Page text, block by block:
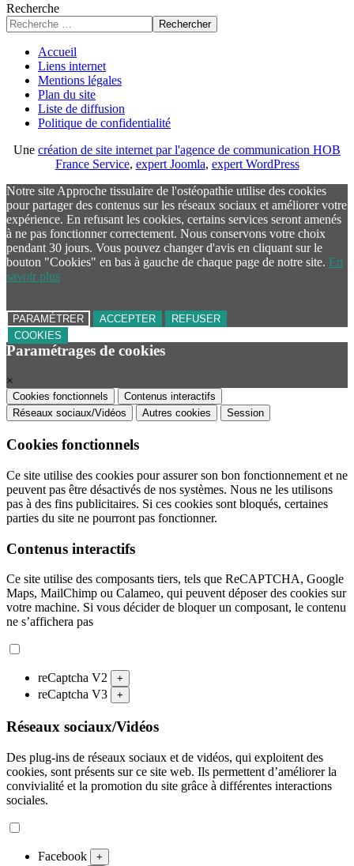
Recherche
Rechercher
Accueil
Liens internet
Mentions légales
Plan du site
Liste de diffusion
Politique de confidentialité
Une création de site internet par l'agence de communication HOB
France Service, expert Joomla, expert WordPress
Notre site Approche tissulaire de l'ostéopathie utilise des cookies
pour partager des contenus sur les réseaux sociaux et améliorer votre
expérience. En refusant les cookies, certains services seront amenés
à ne pas fonctionner correctement. Nous conservons votre choix
pendant 30 jours. Vous pouvez changer d'avis en cliquant sur le
bouton "Cookies" en bas à gauche de chaque page de notre site. En
savoir plus
PARAMÉTRER ACCEPTER
REFUSER
COOKIES
Paramétrages de cookies
×
Cookies fonctionnels
Contenus interactifs
Réseaux sociaux/Vidéos
Autres cookies Session
Cookies fonctionnels
Ce site utilise des cookies pour assurer son bon fonctionnement et ne
peuvent pas être désactivés de nos systèmes. Nous ne les utilisons
pas à des fins publicitaires. Si ces cookies sont bloqués, certaines
parties du site ne pourront pas fonctionner.
Contenus interactifs
Ce site utilise des composants tiers, tels que ReCAPTCHA, Google
Maps, MailChimp ou Calameo, qui peuvent déposer des cookies sur
votre machine. Si vous décider de bloquer un composant, le contenu
ne s’affichera pas
reCaptcha V2 +
reCaptcha V3 +
Réseaux sociaux/Vidéos
Des plug-ins de réseaux sociaux et de vidéos, qui exploitent des
cookies, sont présents sur ce site web. Ils permettent d’améliorer la
convivialité et la promotion du site grâce à différentes interactions
sociales.
Facebook +